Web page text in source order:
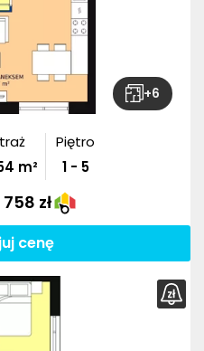
+6
m²
Piętro
1 - 5
zł
cenę